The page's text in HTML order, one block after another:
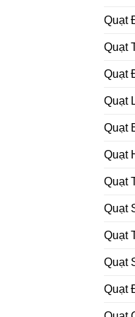
Quạt
Quạt
Quạt
Quạt
Quạt
Quạt
Quạt
Quạt
Quạt
Quạt
Quạt